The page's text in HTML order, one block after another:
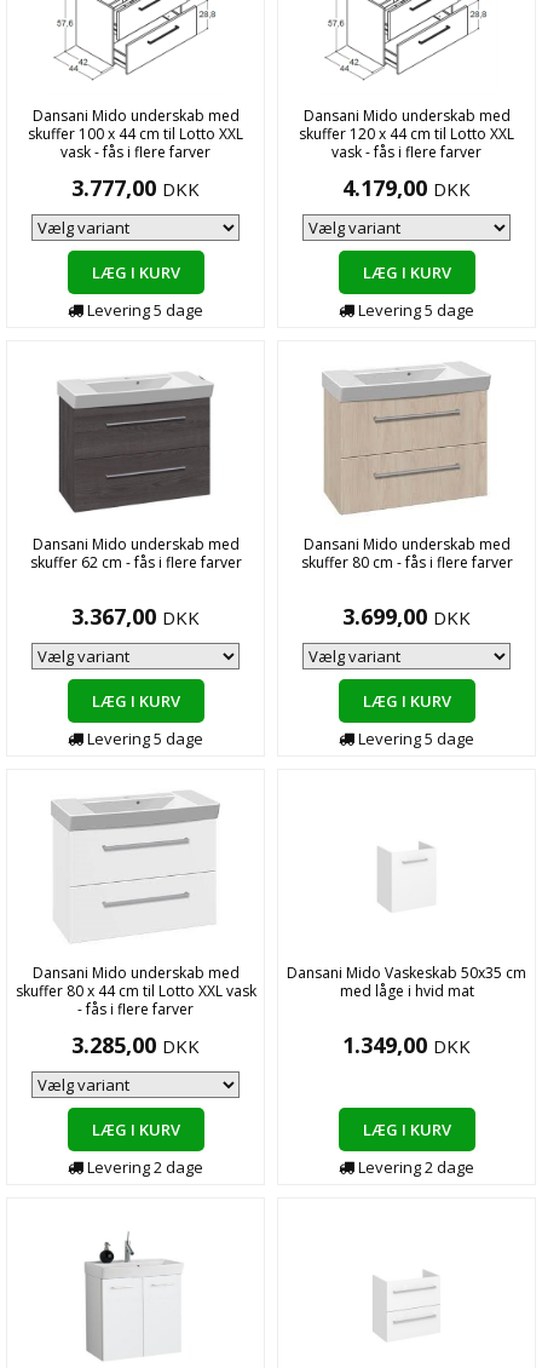
Dansani Mido underskab med
skuffer 100 x 44 cm til Lotto XXL
vask - fås i flere farver
3.777,00 DKK
LÆG I KURV
Levering5 dage
Dansani Mido underskab med
skuffer 120 x 44 cm til Lotto XXL
vask - fås i flere farver
4.179,00 DKK
LÆG I KURV
Levering5 dage
Dansani Mido underskab med
skuffer 62 cm - fås i flere farver
3.367,00 DKK
LÆG I KURV
Levering5 dage
Dansani Mido underskab med
skuffer 80 cm - fås i flere farver
3.699,00 DKK
LÆG I KURV
Levering5 dage
Dansani Mido underskab med
skuffer 80 x 44 cm til Lotto XXL vask
- fås i flere farver
3.285,00 DKK
LÆG I KURV
Levering2dage
Dansani Mido Vaskeskab 50x35 cm
med låge i hvid mat
1.349,00 DKK
LÆG I KURV
Levering2dage